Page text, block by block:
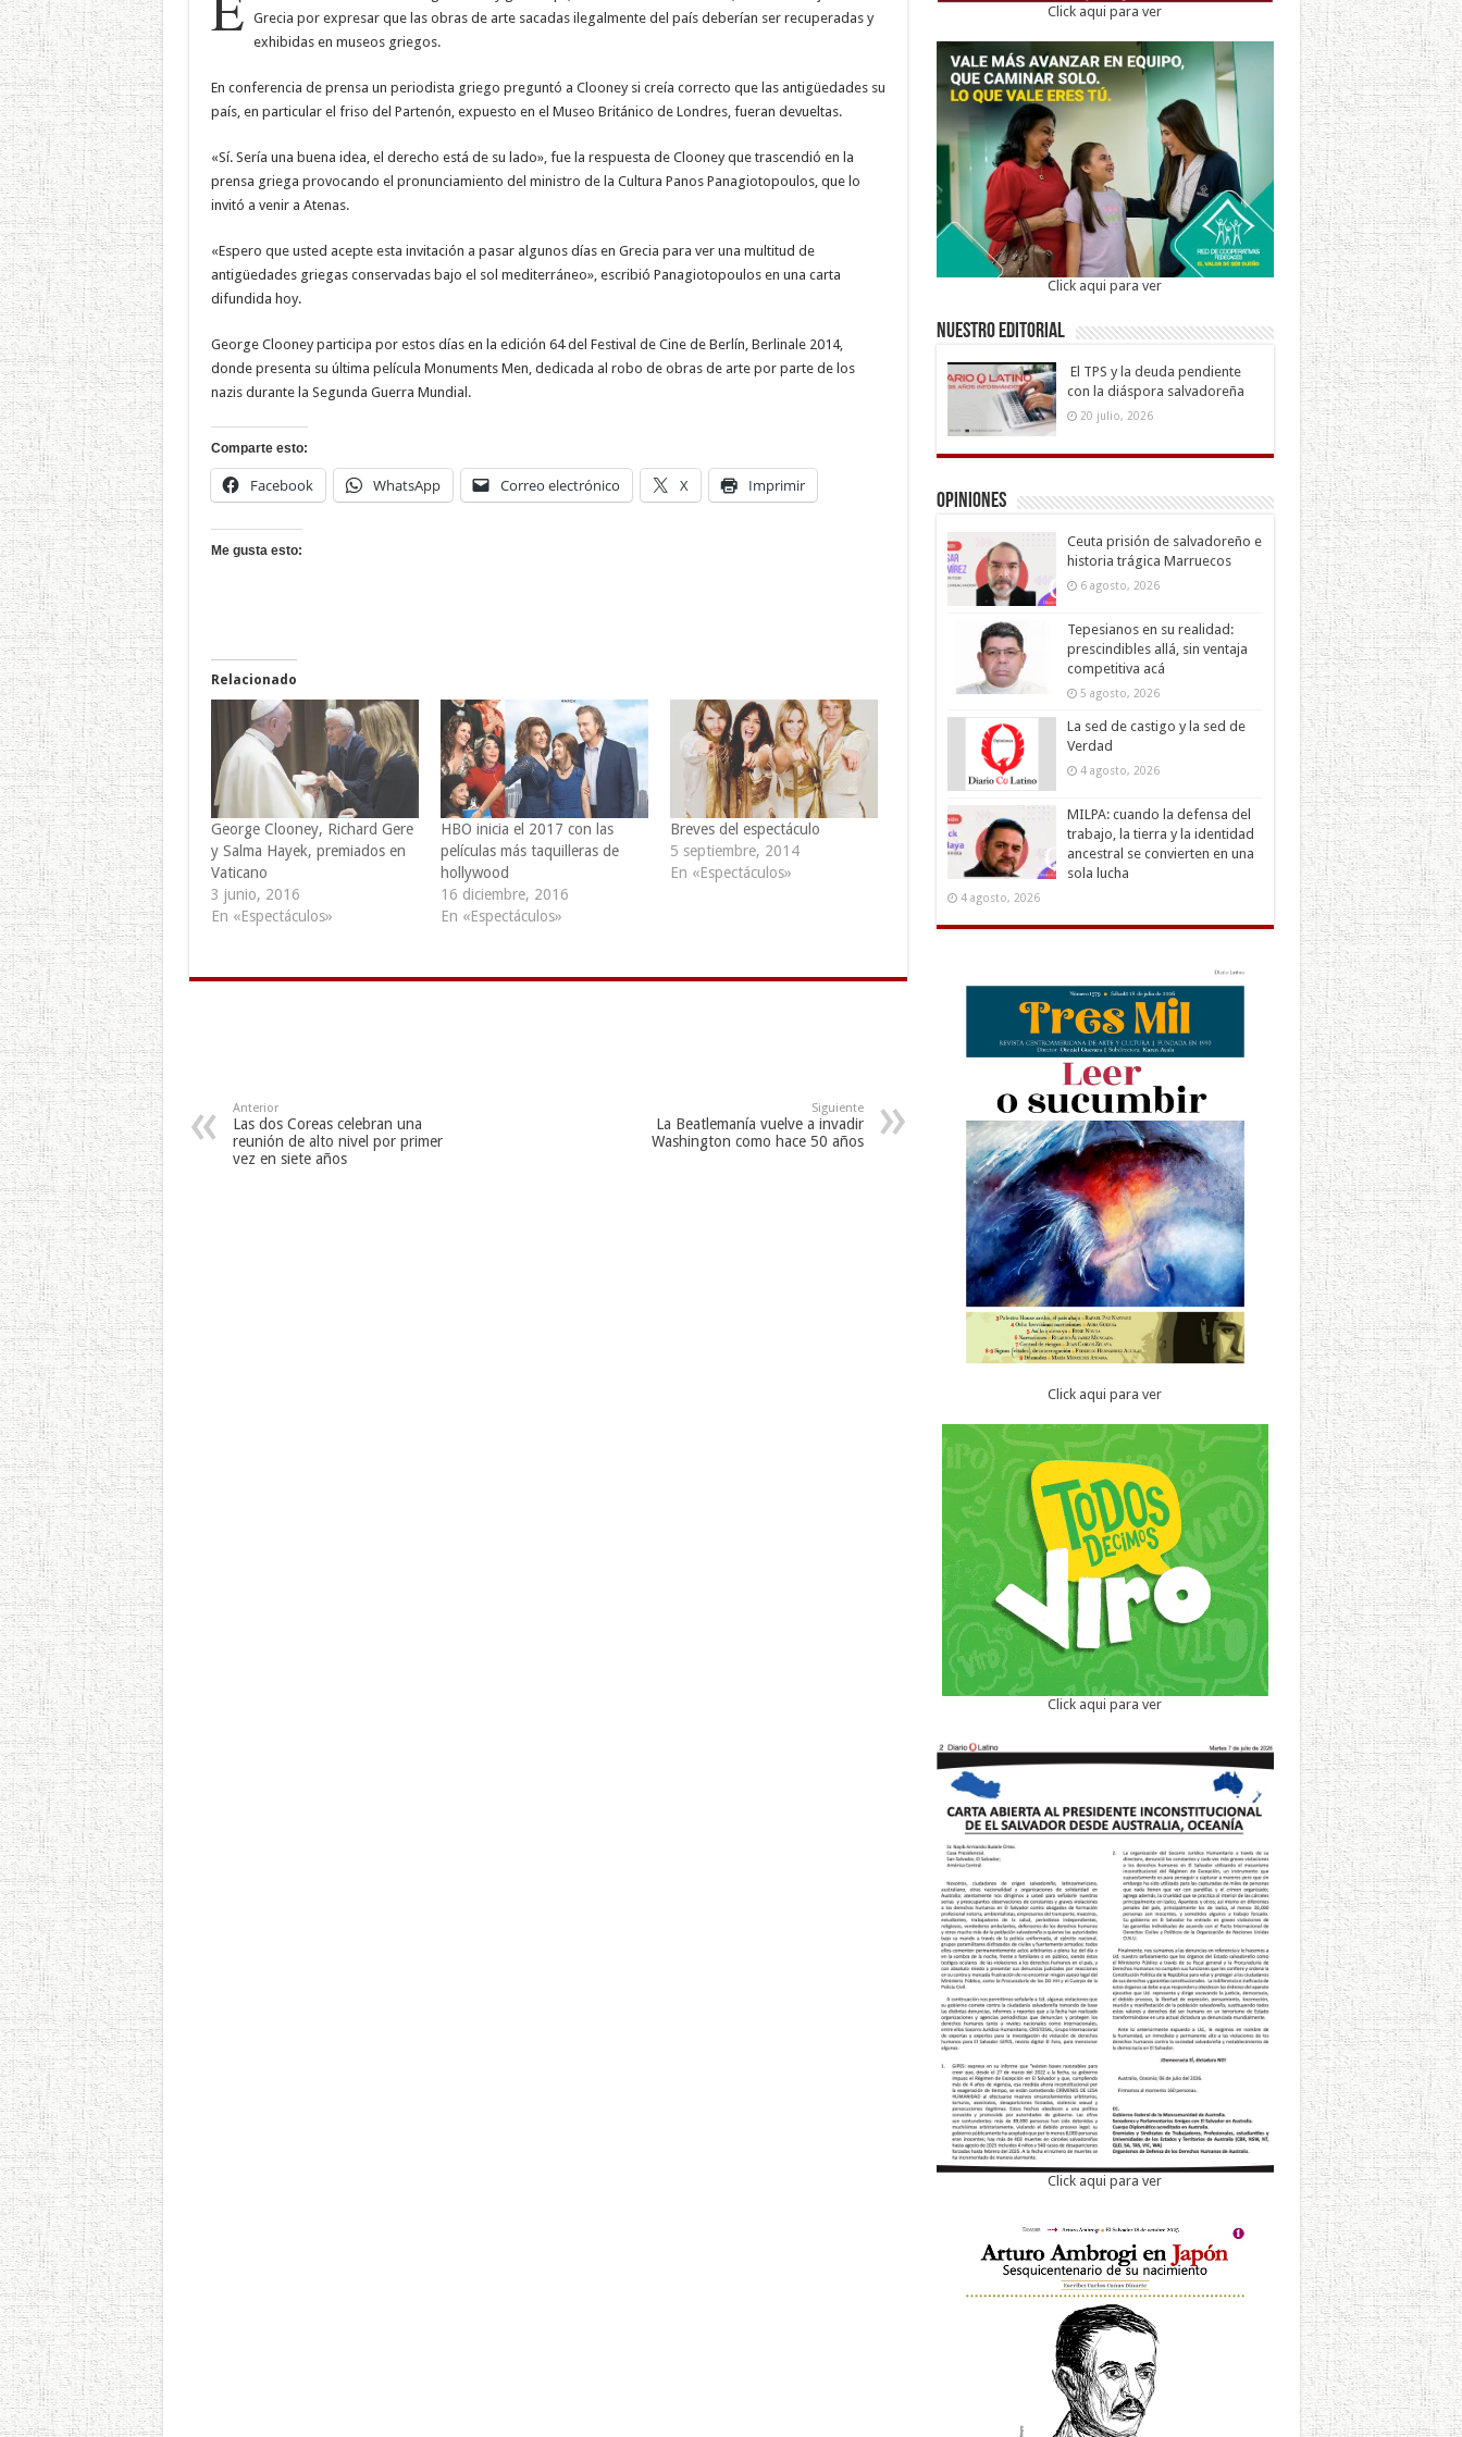
Grecia por expresar que las obras de arte sacadas ilegalmente del país deberían ser recuperadas y
exhibidas en museos griegos.
En conferencia de prensa un periodista griego preguntó a Clooney si creía correcto que las antigüedades su
país, en particular el friso del Partenón, expuesto en el Museo Británico de Londres, fueran devueltas.
«Sí. Sería una buena idea, el derecho está de su lado», fue la respuesta de Clooney que trascendió en la
prensa griega provocando el pronunciamiento del ministro de la Cultura Panos Panagiotopoulos, que lo
invitó a venir a Atenas.
«Espero que usted acepte esta invitación a pasar algunos días en Grecia para ver una multitud de
antigüedades griegas conservadas bajo el sol mediterráneo», escribió Panagiotopoulos en una carta
difundida hoy.
George Clooney participa por estos días en la edición 64 del Festival de Cine de Berlín, Berlinale 2014,
donde presenta su última película Monuments Men, dedicada al robo de obras de arte por parte de los
nazis durante la Segunda Guerra Mundial.
Comparte esto:
Facebook WhatsApp Correo electrónico X Imprimir
Me gusta esto:
Relacionado
George Clooney, Richard Gere
y Salma Hayek, premiados en
Vaticano
3 junio, 2016
En «Espectáculos»
HBO inicia el 2017 con las
películas más taquilleras de
hollywood
16 diciembre, 2016
En «Espectáculos»
Breves del espectáculo
5 septiembre, 2014
En «Espectáculos»
Anterior
Las dos Coreas celebran una
reunión de alto nivel por primer
vez en siete años
Siguiente
La Beatlemanía vuelve a invadir
Washington como hace 50 años
Click aqui para ver
Click aqui para ver
Nuestro Editorial
El TPS y la deuda pendiente
con la diáspora salvadoreña
20 julio, 2026
Opiniones
Ceuta prisión de salvadoreño e
historia trágica Marruecos
6 agosto, 2026
Tepesianos en su realidad:
prescindibles allá, sin ventaja
competitiva acá
5 agosto, 2026
La sed de castigo y la sed de
Verdad
4 agosto, 2026
MILPA: cuando la defensa del
trabajo, la tierra y la identidad
ancestral se convierten en una
sola lucha
4 agosto, 2026
Click aqui para ver
Click aqui para ver
Click aqui para ver